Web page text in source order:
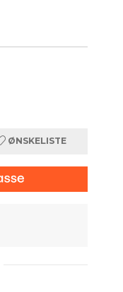
ØNSKELISTE